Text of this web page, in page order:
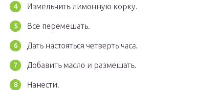
Измельчить лимонную корку.
Все перемешать.
Дать настояться четверть часа.
Добавить масло и размешать.
Нанести.